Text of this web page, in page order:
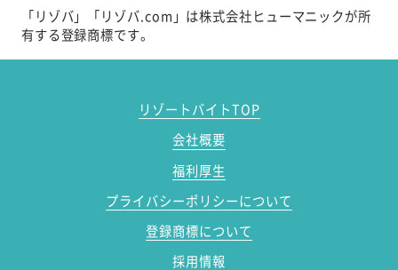
「リゾバ」「リゾバ.com」は株式会社ヒューマニックが所
有する登録商標です。
リゾートバイトTOP
会社概要
福利厚生
プライバシーポリシーについて
登録商標について
採用情報